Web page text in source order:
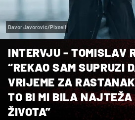
Davor Javorovic/Pixsell
INTERVJU - TOMISLAV
“REKAO SAM SUPRUZI
VRIJEME ZA
TO BI MI BILA NAJTEŽA
ŽIVOTA”